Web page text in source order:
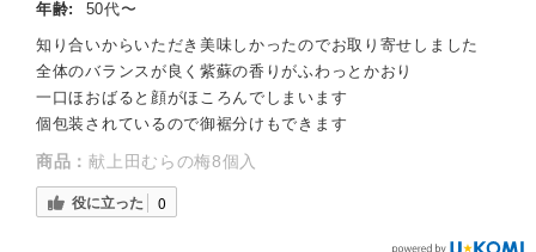
年齢:
50代〜
知り合いからいただき美味しかったのでお取り寄せしました
全体のバランスが良く紫蘇の香りがふわっとかおり
一口ほおばると顔がほころんでしまいます
個包装されているので御裾分けもできます
商品：献上田むらの梅8個入
役に立った 0